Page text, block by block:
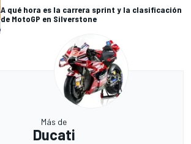
A qué hora es la carrera sprint y la clasificación
de MotoGP en Silverstone
Más de
Ducati